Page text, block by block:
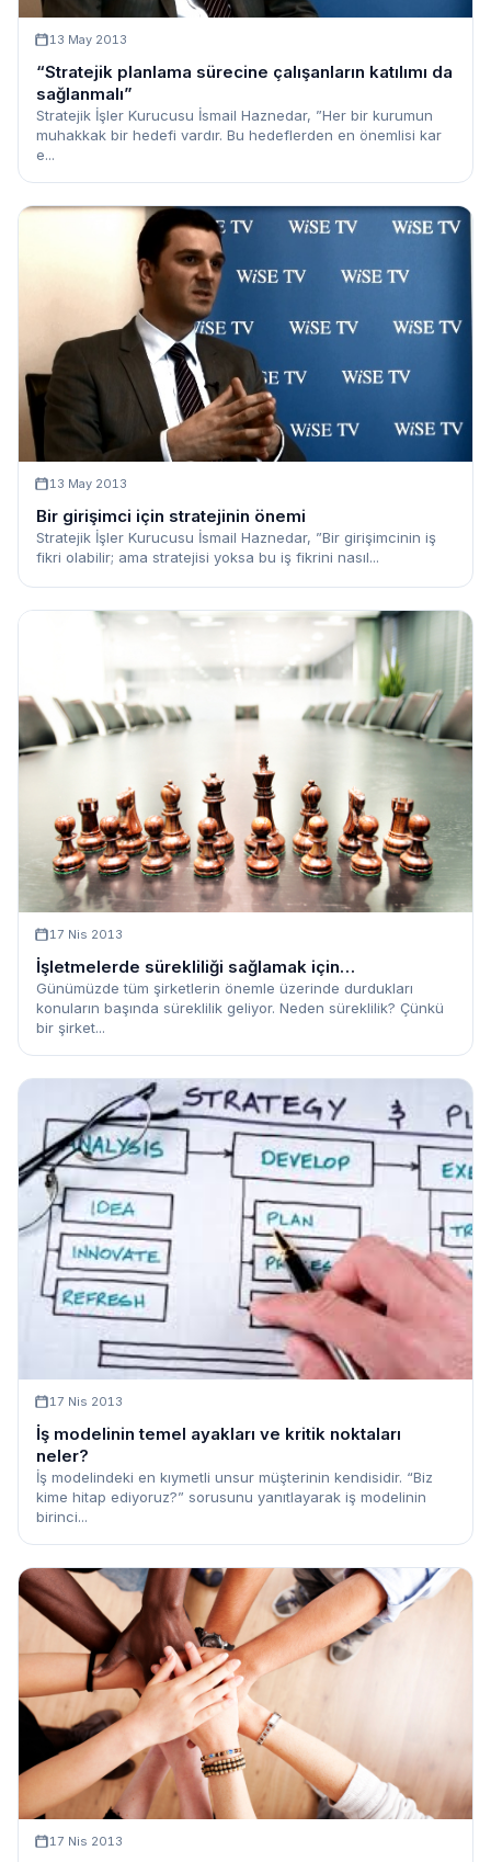
13 May 2013
“Stratejik planlama sürecine çalışanların katılımı da
sağlanmalı”
Stratejik İşler Kurucusu İsmail Haznedar, ”Her bir kurumun
muhakkak bir hedefi vardır. Bu hedeflerden en önemlisi kar
e...
13 May 2013
Bir girişimci için stratejinin önemi
Stratejik İşler Kurucusu İsmail Haznedar, ”Bir girişimcinin iş
fikri olabilir; ama stratejisi yoksa bu iş fikrini nasıl...
17 Nis 2013
İşletmelerde sürekliliği sağlamak için…
Günümüzde tüm şirketlerin önemle üzerinde durdukları
konuların başında süreklilik geliyor. Neden süreklilik? Çünkü
bir şirket...
17 Nis 2013
İş modelinin temel ayakları ve kritik noktaları
neler?
İş modelindeki en kıymetli unsur müşterinin kendisidir. “Biz
kime hitap ediyoruz?” sorusunu yanıtlayarak iş modelinin
birinci...
17 Nis 2013